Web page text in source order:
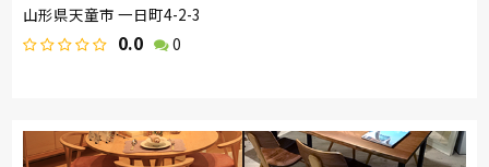
山形県天童市 一日町4-2-3
0.0 0